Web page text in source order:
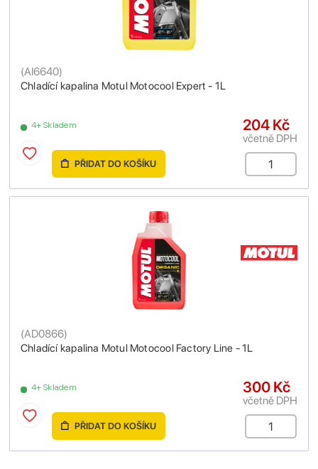
Chladící kapalina Motul Motocool Expert - 1L
(AI6640)
4+ Skladem 204 Kč
včetně DPH
PŘIDAT DO KOŠÍKU
Chladící kapalina Motul Motocool Factory Line - 1L
(AD0866)
4+ Skladem 300 Kč
včetně DPH
PŘIDAT DO KOŠÍKU